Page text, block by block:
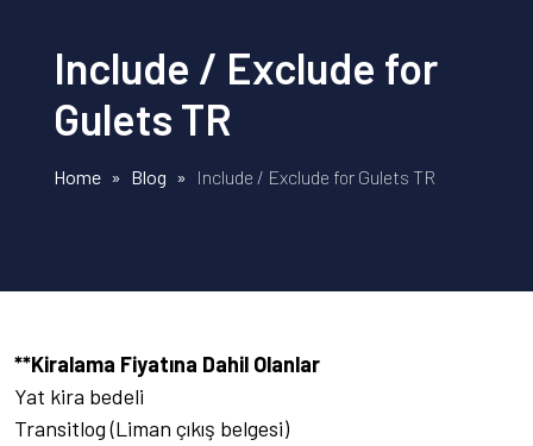
Include / Exclude for
Gulets TR
Home » Blog » Include / Exclude for Gulets TR
**Kiralama Fiyatına Dahil Olanlar
Yat kira bedeli
Transitlog (Liman çıkış belgesi)